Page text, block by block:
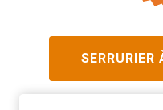
SERRURIER